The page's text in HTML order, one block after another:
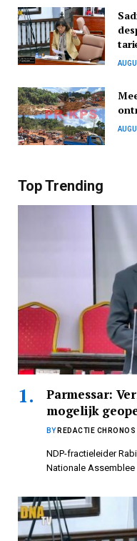
Top Trending
Parmessar:
mogelijk
BY REDACTIE CHRONOS
NDP-fractieleider
Nationale Assemblee